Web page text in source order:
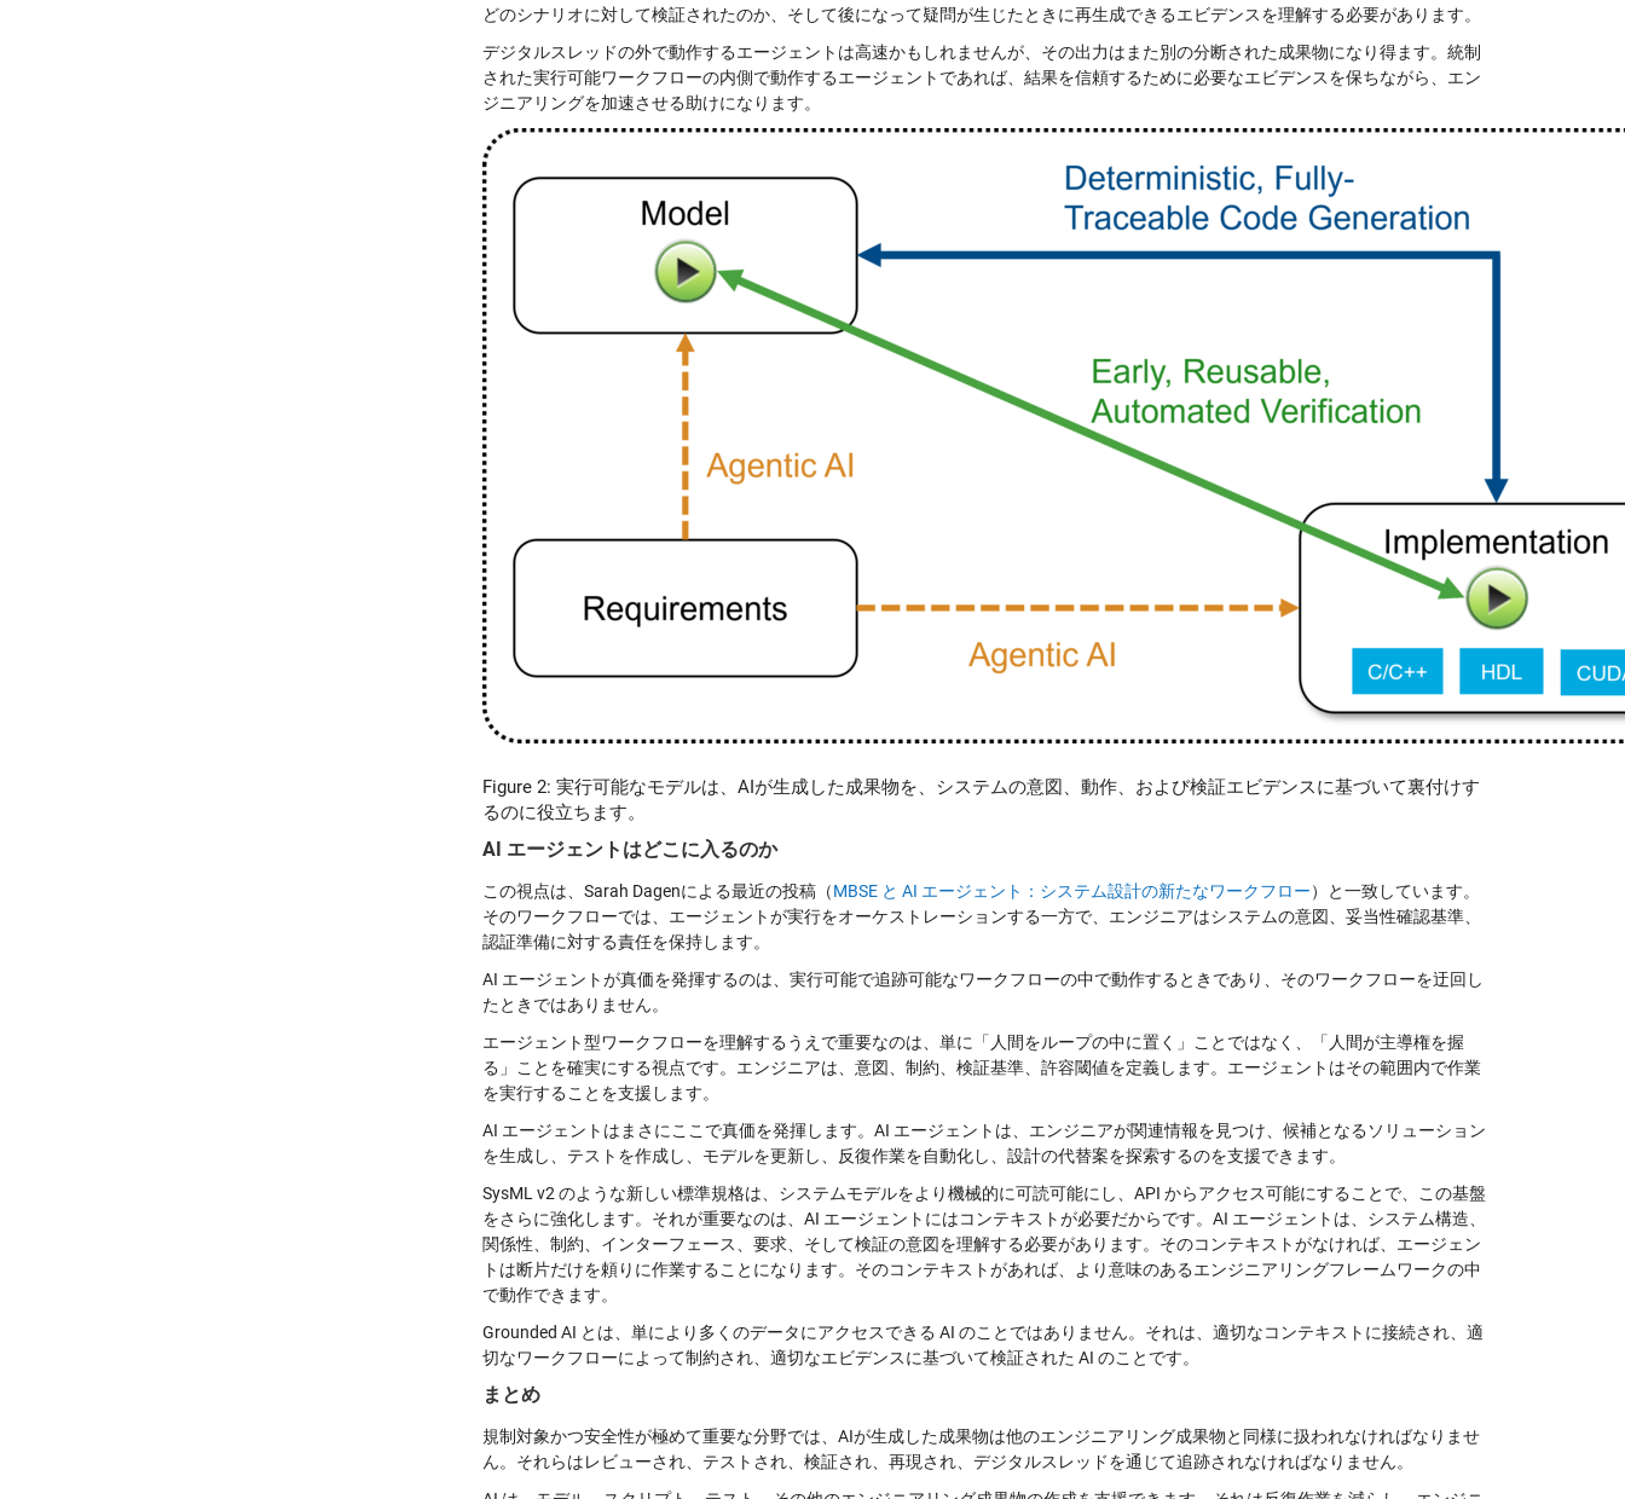
どのシナリオに対して検証されたのか、そして後になって疑問が生じたときに再生成できるエビデンスを理解する必要があります。
デジタルスレッドの外で動作するエージェントは高速かもしれませんが、その出力はまた別の分断された成果物になり得ます。統制
された実行可能ワークフローの内側で動作するエージェントであれば、結果を信頼するために必要なエビデンスを保ちながら、エン
ジニアリングを加速させる助けになります。
Figure 2: 実行可能なモデルは、AIが生成した成果物を、システムの意図、動作、および検証エビデンスに基づいて裏付けす
るのに役立ちます。
AI エージェントはどこに入るのか
この視点は、Sarah Dagenによる最近の投稿（MBSE と AI エージェント：システム設計の新たなワークフロー）と一致しています。
そのワークフローでは、エージェントが実行をオーケストレーションする一方で、エンジニアはシステムの意図、妥当性確認基準、
認証準備に対する責任を保持します。
AI エージェントが真価を発揮するのは、実行可能で追跡可能なワークフローの中で動作するときであり、そのワークフローを迂回し
たときではありません。
エージェント型ワークフローを理解するうえで重要なのは、 単に「人間をループの中に置く」ことではなく、「人間が主導権を握
る」ことを確実にする視点です。 エンジニアは、意図、制約、検証基準、許容閾値を定義します。エージェントはその範囲内で作業
を実行することを支援します。
AI エージェントはまさにここで真価を発揮します。AI エージェントは、エンジニアが関連情報を見つけ、候補となるソリューション
を生成し、テストを作成し、モデルを更新し、反復作業を自動化し、設計の代替案を探索するのを支援できます。
SysML v2 のような新しい標準規格は、システムモデルをより機械的に可読可能にし、API からアクセス可能にすることで、この基盤
をさらに強化します。それが重要なのは、AI エージェントにはコンテキストが必要だからです。AI エージェントは、システム構造、
関係性、制約、インターフェース、要求、そして検証の意図を理解する必要があります。 そのコンテキストがなければ、エージェン
トは断片だけを頼りに作業することになります。そのコンテキストがあれば、より意味のあるエンジニアリングフレームワークの中
で動作できます。
Grounded AI とは、単により多くのデータにアクセスできる AI のことではありません。 それは、適切なコンテキストに接続され、適
切なワークフローによって制約され、適切なエビデンスに基づいて検証された AI のことです。
まとめ
規制対象かつ安全性が極めて重要な分野では、AIが生成した成果物は他のエンジニアリング成果物と同様に扱われなければなりませ
ん。 それらはレビューされ、テストされ、検証され、再現され、デジタルスレッドを通じて追跡されなければなりません。